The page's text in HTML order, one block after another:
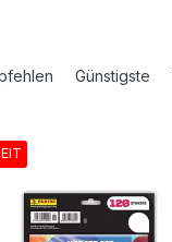
Günstigste